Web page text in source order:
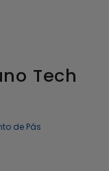
Tech
de Pás